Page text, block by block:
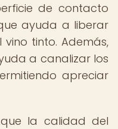
de contacto
ayuda a liberar
tinto. Además,
a canalizar los
apreciar
la calidad del